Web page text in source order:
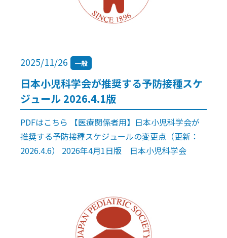
2025/11/26 一般
日本小児科学会が推奨する予防接種スケ
ジュール 2026.4.1版
PDFはこちら 【医療関係者用】日本小児科学会が
推奨する予防接種スケジュールの変更点（更新：
2026.4.6） 2026年4月1日版 日本小児科学会